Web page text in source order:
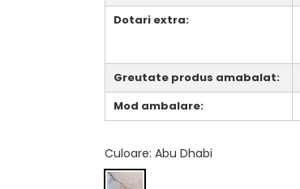
Dotari extra:
Greutate produs amabalat:
Mod ambalare:
Culoare: Abu Dhabi